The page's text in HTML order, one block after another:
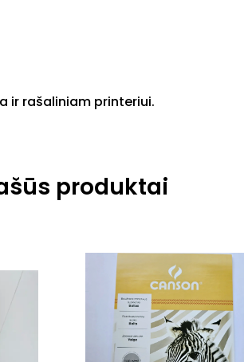
ir rašaliniam printeriui.
produktai